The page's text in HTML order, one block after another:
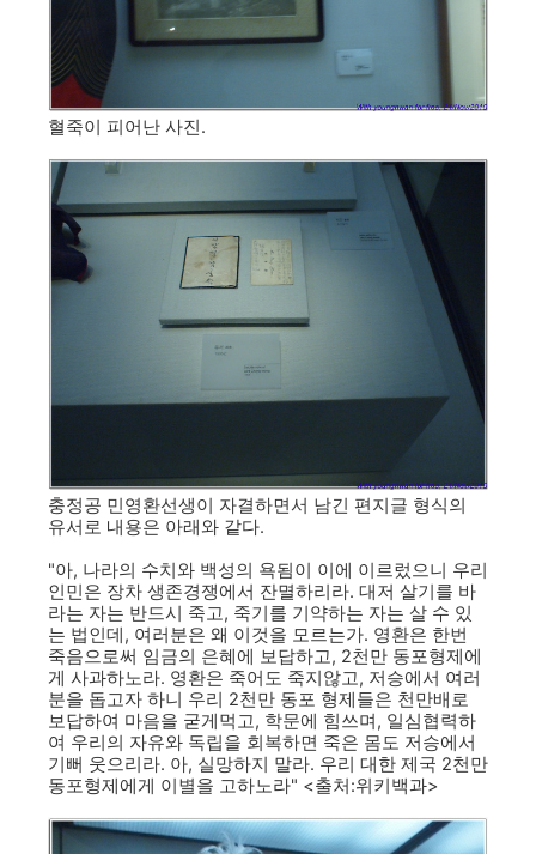
혈죽이 피어난 사진.
충정공 민영환선생이 자결하면서 남긴 편지글 형식의
유서로 내용은 아래와 같다.
"아, 나라의 수치와 백성의 욕됨이 이에 이르렀으니 우리
인민은 장차 생존경쟁에서 잔멸하리라. 대저 살기를 바
라는 자는 반드시 죽고, 죽기를 기약하는 자는 살 수 있
는 법인데, 여러분은 왜 이것을 모르는가. 영환은 한번
죽음으로써 임금의 은혜에 보답하고, 2천만 동포형제에
게 사과하노라. 영환은 죽어도 죽지않고, 저승에서 여러
분을 돕고자 하니 우리 2천만 동포 형제들은 천만배로
보답하여 마음을 굳게먹고, 학문에 힘쓰며, 일심협력하
여 우리의 자유와 독립을 회복하면 죽은 몸도 저승에서
기뻐 웃으리라. 아, 실망하지 말라. 우리 대한 제국 2천만
동포형제에게 이별을 고하노라" <출처:위키백과>